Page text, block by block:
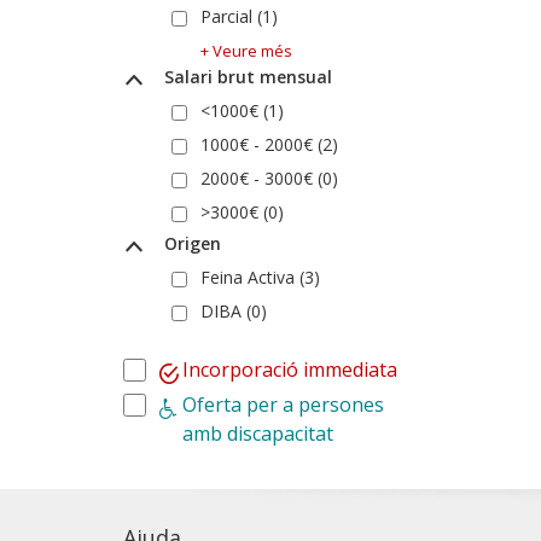
Parcial (1)
+ Veure més
Salari brut mensual
<1000€ (1)
1000€ - 2000€ (2)
2000€ - 3000€ (0)
>3000€ (0)
Origen
Feina Activa (3)
DIBA (0)
Incorporació immediata
Oferta per a persones
amb discapacitat